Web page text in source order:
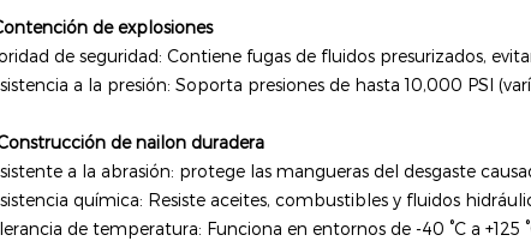
de explosiones
de seguridad: Contiene fugas de fluidos presurizados,
a la presión: Soporta presiones de hasta 10,000 PSI
de nailon duradera
a la abrasión: protege las mangueras del desgaste
química: Resiste aceites, combustibles y fluidos
de temperatura: Funciona en entornos de -40 °C a +125